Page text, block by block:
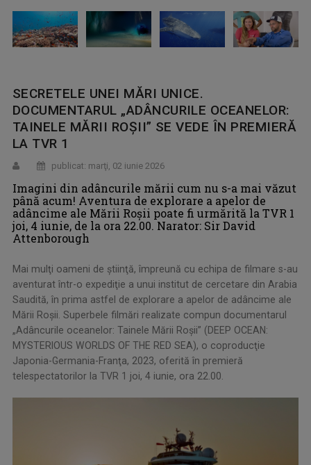
SECRETELE UNEI MĂRI UNICE.
DOCUMENTARUL „ADÂNCURILE OCEANELOR:
TAINELE MĂRII ROŞII” SE VEDE ÎN PREMIERĂ
LA TVR 1
publicat: marţi, 02 iunie 2026
Imagini din adâncurile mării cum nu s-a mai văzut
până acum! Aventura de explorare a apelor de
adâncime ale Mării Roşii poate fi urmărită la TVR 1
joi, 4 iunie, de la ora 22.00. Narator: Sir David
Attenborough
Mai mulţi oameni de ştiinţă, împreună cu echipa de filmare s-au
aventurat într-o expediţie a unui institut de cercetare din Arabia
Saudită, în prima astfel de explorare a apelor de adâncime ale
Mării Roşii. Superbele filmări realizate compun documentarul
„Adâncurile oceanelor: Tainele Mării Roşii” (DEEP OCEAN:
MYSTERIOUS WORLDS OF THE RED SEA), o coproducţie
Japonia-Germania-Franţa, 2023, oferită în premieră
telespectatorilor la TVR 1 joi, 4 iunie, ora 22.00.